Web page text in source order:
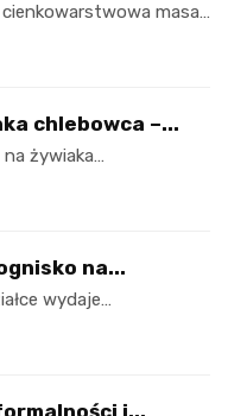
masa…
chlebowca –...
na żywiaka…
na...
wydaje…